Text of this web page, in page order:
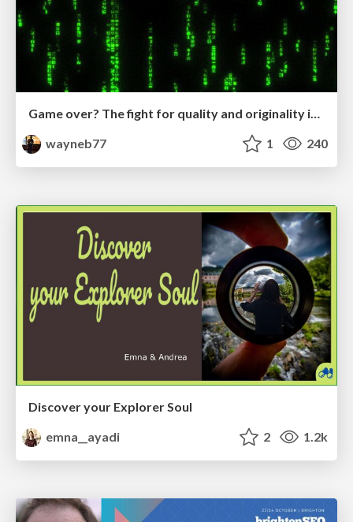
Game over? The fight for quality and originality in the time of robots
wayneb77
1 240
Discover your Explorer Soul
emna__ayadi
2 1.2k